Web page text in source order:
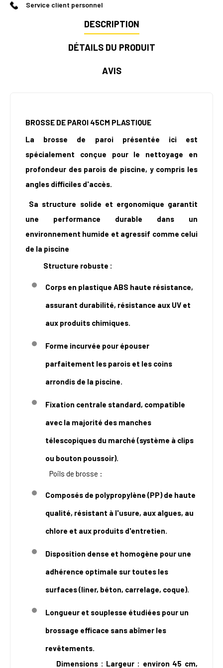
Service client personnel
DESCRIPTION
DÉTAILS DU PRODUIT
AVIS
BROSSE DE PAROI 45CM PLASTIQUE
La brosse de paroi présentée ici est
spécialement conçue pour le nettoyage en
profondeur des parois de piscine, y compris les
angles difficiles d'accès.
Sa structure solide et ergonomique garantit
une performance durable dans un
environnement humide et agressif comme celui
de la piscine
Structure robuste :
Corps en plastique ABS haute résistance,
assurant durabilité, résistance aux UV et
aux produits chimiques.
Forme incurvée pour épouser
parfaitement les parois et les coins
arrondis de la piscine.
Fixation centrale standard, compatible
avec la majorité des manches
télescopiques du marché (système à clips
ou bouton poussoir).
Poils de brosse :
Composés de polypropylène (PP) de haute
qualité, résistant à l'usure, aux algues, au
chlore et aux produits d'entretien.
Disposition dense et homogène pour une
adhérence optimale sur toutes les
surfaces (liner, béton, carrelage, coque).
Longueur et souplesse étudiées pour un
brossage efficace sans abîmer les
revêtements.
Dimensions : Largeur : environ 45 cm,